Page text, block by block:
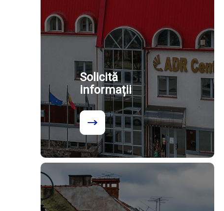
Solicită
informații